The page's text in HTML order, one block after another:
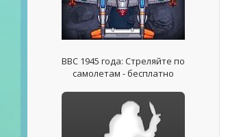
ВВС 1945 года: Стреляйте по
самолетам - бесплатно